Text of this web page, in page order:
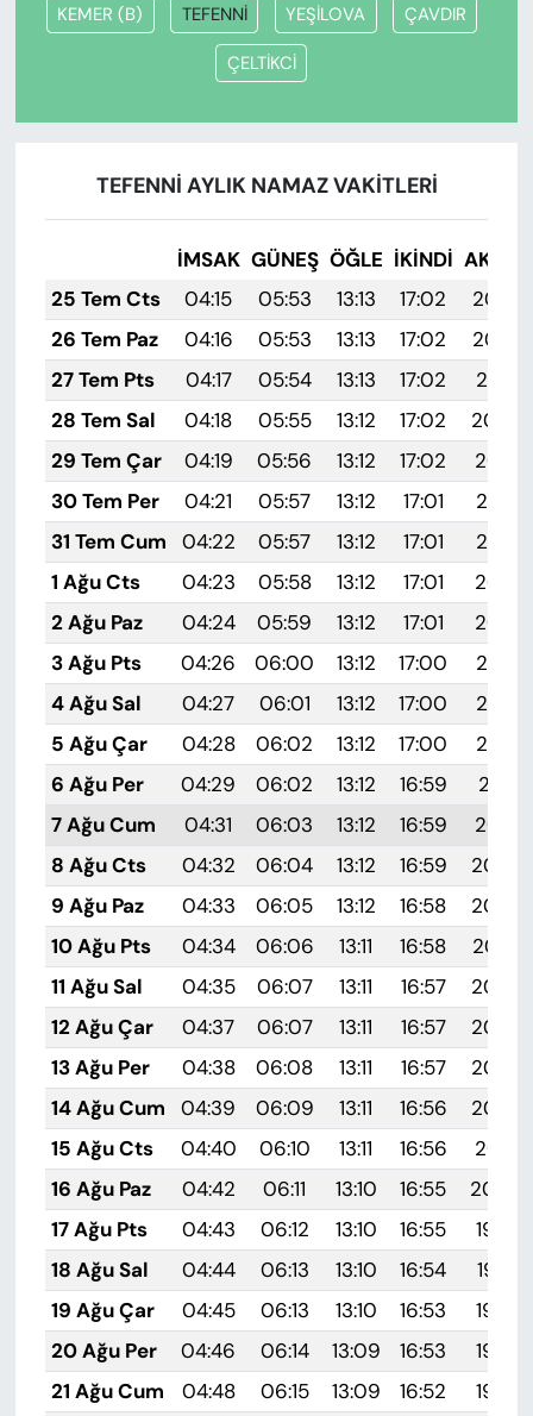
KEMER (B) TEFENNİ YEŞİLOVA ÇAVDIR
ÇELTİKCİ
TEFENNİ AYLIK NAMAZ VAKITLERI
İMSAK GÜNEŞ ÖĞLE İKINDI
25 Tem Cts
04:15 05:53 13:13 17:02
20:22
26 Tem Paz
04:16 05:53 13:13 17:02
20:22
27 Tem Pts
04:17 05:54 13:13 17:02
20:21
28 Tem Sal
04:18 05:55 13:12 17:02
20:20
29 Tem Çar
04:19 05:56 13:12 17:02
20:19
30 Tem Per
04:21 05:57 13:12 17:01
20:18
31 Tem Cum
04:22 05:57 13:12 17:01
20:17
1 Ağu Cts
04:23 05:58 13:12 17:01
20:16
2 Ağu Paz
04:24 05:59 13:12 17:01
20:16
3 Ağu Pts
04:26 06:00 13:12 17:00
20:15
4 Ağu Sal
04:27 06:01 13:12 17:00
20:14
5 Ağu Çar
04:28 06:02 13:12 17:00
20:13
6 Ağu Per
04:29 06:02 13:12 16:59
20:11
7 Ağu Cum
04:31 06:03 13:12 16:59
20:10
8 Ağu Cts
04:32 06:04 13:12 16:59
20:09
9 Ağu Paz
04:33 06:05 13:12 16:58
20:08
10 Ağu Pts
04:34 06:06 13:11 16:58
20:07
11 Ağu Sal
04:35 06:07 13:11 16:57
20:06
12 Ağu Çar
04:37 06:07 13:11 16:57
20:05
13 Ağu Per
04:38 06:08 13:11 16:57
20:04
14 Ağu Cum
04:39 06:09 13:11 16:56
20:02
15 Ağu Cts
04:40 06:10 13:11 16:56
20:01
16 Ağu Paz
04:42 06:11 13:10 16:55
20:00
17 Ağu Pts
04:43 06:12 13:10 16:55
19:59
18 Ağu Sal
04:44 06:13 13:10 16:54
19:57
19 Ağu Çar
04:45 06:13 13:10 16:53
19:56
20 Ağu Per
04:46 06:14 13:09 16:53
19:55
21 Ağu Cum
04:48 06:15 13:09 16:52
19:53